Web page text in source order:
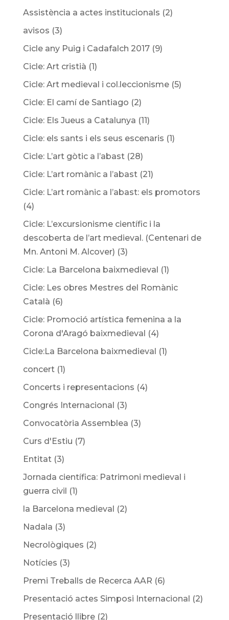
Assistència a actes institucionals (2)
avisos (3)
Cicle any Puig i Cadafalch 2017(9)
Cicle: Art cristià (1)
Cicle: Art medieval i col.leccionisme(5)
Cicle: El camí de Santiago (2)
Cicle: Els Jueus a Catalunya (11)
Cicle: els sants i els seus escenaris (1)
Cicle: L’art gòtic a l’abast(28)
Cicle: L’art romànic a l’abast(21)
Cicle: L’art romànic a l’abast: els promotors
(4)
Cicle: L’excursionisme científic i la
descoberta de l’art medieval. (Centenari de
Mn. Antoni M. Alcover) (3)
Cicle: La Barcelona baixmedieval (1)
Cicle: Les obres Mestres del Romànic
Català (6)
Cicle: Promoció artística femenina a la
Corona d'Aragó baixmedieval (4)
Cicle:La Barcelona baixmedieval (1)
concert(1)
Concerts i representacions (4)
Congrés Internacional (3)
Convocatòria Assemblea (3)
Curs d'Estiu (7)
Entitat(3)
Jornada científica: Patrimoni medieval i
guerra civil (1)
la Barcelona medieval (2)
Nadala (3)
Necrològiques (2)
Notícies (3)
Premi Treballs de Recerca AAR (6)
Presentació actes Simposi Internacional (2)
Presentació llibre(2)